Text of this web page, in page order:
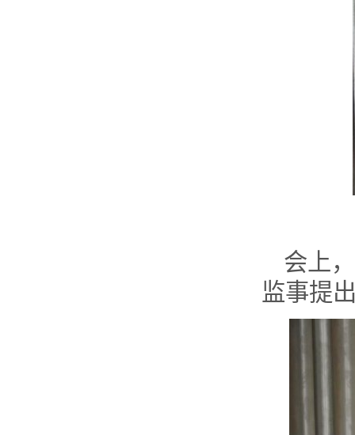
会上
监事提